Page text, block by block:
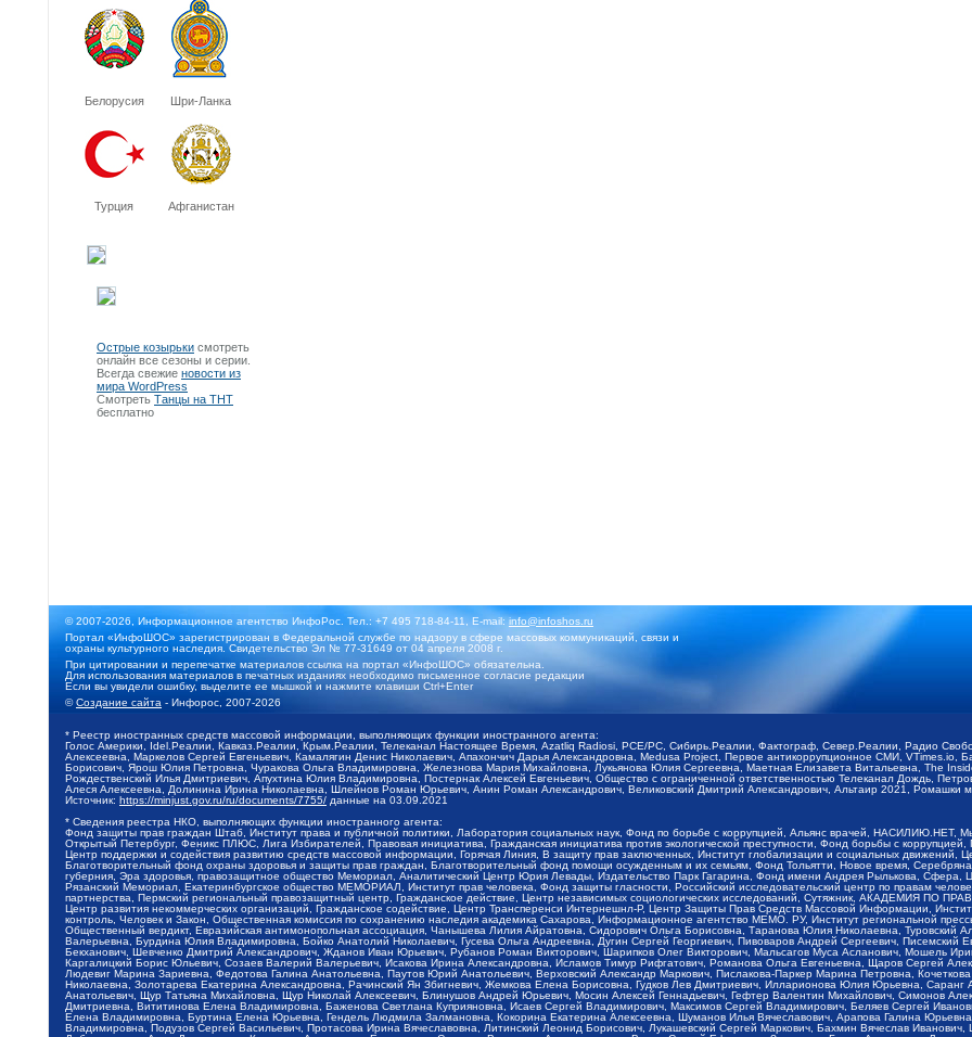
Белорусия Шри-Ланка
Турция Афганистан
Острые козырьки смотреть
онлайн все сезоны и серии.
Всегда свежие новости из
мира WordPress
Смотреть Танцы на ТНТ
бесплатно
© 2007-2026, Информационное агентство ИнфоРос. Тел.: +7 495 718-84-11, E-mail:info@infoshos.ru
Портал «ИнфоШОС» зарегистрирован в Федеральной службе по надзору в сфере массовых коммуникаций, связи и
охраны культурного наследия. Свидетельство Эл № 77-31649 от 04 апреля 2008 г.
При цитировании и перепечатке материалов ссылка на портал «ИнфоШОС» обязательна.
Для использования материалов в печатных изданиях необходимо письменное согласие редакции
Если вы увидели ошибку, выделите ее мышкой и нажмите клавиши Ctrl+Enter
©Создание сайта - Инфорос, 2007-2026
* Реестр иностранных средств массовой информации, выполняющих функции иностранного агента:
Голос Америки, Idel.Реалии, Кавказ.Реалии, Крым.Реалии, Телеканал Настоящее Время, Azatliq Radiosi, PCE/PC, Сибирь.Реалии, Фактограф, Север.Реалии, Радио
Алексеевна, Маркелов Сергей Евгеньевич, Камалягин Денис Николаевич, Апахончич Дарья Александровна, Medusa Project, Первое антикоррупционное СМИ,
Борисович, Ярош Юлия Петровна, Чуракова Ольга Владимировна, Железнова Мария Михайловна, Лукьянова Юлия Сергеевна, Маетная Елизавета Витальевна, The
Рождественский Илья Дмитриевич, Апухтина Юлия Владимировна, Постернак Алексей Евгеньевич, Общество с ограниченной ответственностью Телеканал Дождь,
Алеся Алексеевна, Долинина Ирина Николаевна, Шлейнов Роман Юрьевич, Анин Роман Александрович, Великовский Дмитрий Александрович, Альтаир 2021, Ромашки
Источник: https://minjust.gov.ru/ru/documents/7755/ данные на 03.09.2021
* Сведения реестра НКО, выполняющих функции иностранного агента:
Фонд защиты прав граждан Штаб, Институт права и публичной политики, Лаборатория социальных наук, Фонд по борьбе с коррупцией, Альянс врачей,
Открытый Петербург, Феникс ПЛЮС, Лига Избирателей, Правовая инициатива, Гражданская инициатива против экологической преступности, Фонд борьбы с
Центр поддержки и содействия развитию средств массовой информации, Горячая Линия, В защиту прав заключенных, Институт глобализации и социальных
Благотворительный фонд охраны здоровья и защиты прав граждан, Благотворительный фонд помощи осужденным и их семьям, Фонд Тольятти, Новое время,
губерния, Эра здоровья, правозащитное общество Мемориал, Аналитический Центр Юрия Левады, Издательство Парк Гагарина, Фонд имени Андрея Рылькова,
Рязанский Мемориал, Екатеринбургское общество МЕМОРИАЛ, Институт прав человека, Фонд защиты гласности, Российский исследовательский центр по правам
партнерства, Пермский региональный правозащитный центр, Гражданское действие, Центр независимых социологических исследований, Сутяжник, АКАДЕМИЯ ПО
Центр развития некоммерческих организаций, Гражданское содействие, Центр Трансперенси Интернешнл-Р, Центр Защиты Прав Средств Массовой Информации,
контроль, Человек и Закон, Общественная комиссия по сохранению наследия академика Сахарова, Информационное агентство МЕМО. РУ, Институт региональной
Общественный вердикт, Евразийская антимонопольная ассоциация, Чанышева Лилия Айратовна, Сидорович Ольга Борисовна, Таранова Юлия Николаевна, Туровский
Валерьевна, Бурдина Юлия Владимировна, Бойко Анатолий Николаевич, Гусева Ольга Андреевна, Дугин Сергей Георгиевич, Пивоваров Андрей Сергеевич, Писемский
Бекханович, Шевченко Дмитрий Александрович, Жданов Иван Юрьевич, Рубанов Роман Викторович, Шарипков Олег Викторович, Мальсагов Муса Асланович, Мошель
Каргалицкий Борис Юльевич, Созаев Валерий Валерьевич, Исакова Ирина Александровна, Исламов Тимур Рифгатович, Романова Ольга Евгеньевна, Щаров Сергей
Людевиг Марина Зариевна, Федотова Галина Анатольевна, Паутов Юрий Анатольевич, Верховский Александр Маркович, Пислакова-Паркер Марина Петровна,
Николаевна, Золотарева Екатерина Александровна, Рачинский Ян Збигневич, Жемкова Елена Борисовна, Гудков Лев Дмитриевич, Илларионова Юлия Юрьевна,
Анатольевич, Щур Татьяна Михайловна, Щур Николай Алексеевич, Блинушов Андрей Юрьевич, Мосин Алексей Геннадьевич, Гефтер Валентин Михайлович, Симонов
Дмитриевна, Вититинова Елена Владимировна, Баженова Светлана Куприяновна, Исаев Сергей Владимирович, Максимов Сергей Владимирович, Беляев Сергей
Елена Владимировна, Буртина Елена Юрьевна, Гендель Людмила Залмановна, Кокорина Екатерина Алексеевна, Шуманов Илья Вячеславович, Арапова Галина
Владимировна, Подузов Сергей Васильевич, Протасова Ирина Вячеславовна, Литинский Леонид Борисович, Лукашевский Сергей Маркович, Бахмин Вячеслав